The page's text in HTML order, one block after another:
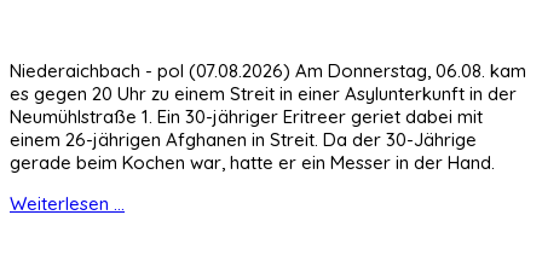
Niederaichbach - pol (07.08.2026) Am Donnerstag, 06.08. kam
es gegen 20 Uhr zu einem Streit in einer Asylunterkunft in der
Neumühlstraße 1. Ein 30-jähriger Eritreer geriet dabei mit
einem 26-jährigen Afghanen in Streit. Da der 30-Jährige
gerade beim Kochen war, hatte er ein Messer in der Hand.
Weiterlesen ...